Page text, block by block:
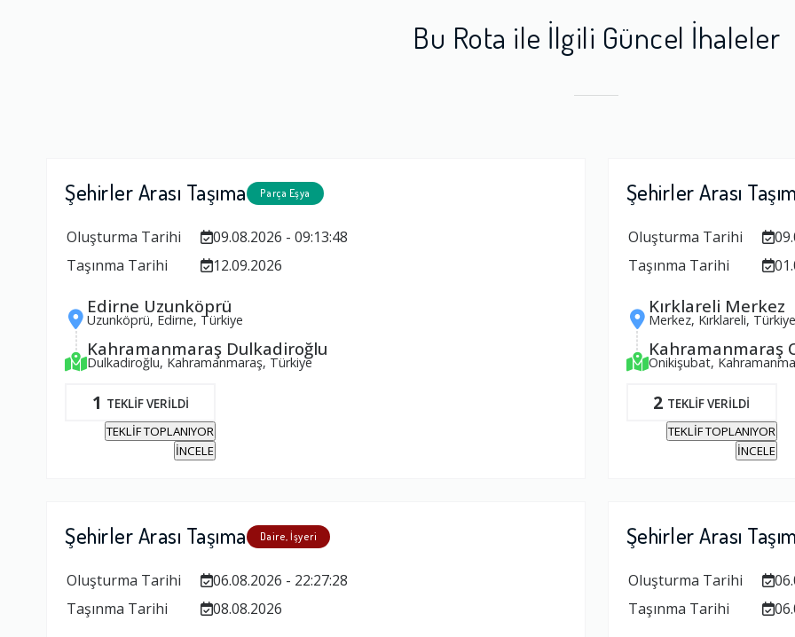
Bu Rota ile İlgili Güncel İhaleler
Şehirler Arası Taşıma Parça Eşya
Oluşturma Tarihi
09.08.2026 - 09:13:48
Taşınma Tarihi
12.09.2026
Edirne Uzunköprü
Uzunköprü, Edirne, Türkiye
Kahramanmaraş Dulkadiroğlu
Dulkadiroğlu, Kahramanmaraş, Türkiye
1 TEKLİF VERİLDİ
TEKLİF TOPLANIYOR
İNCELE
Şehirler Arası
Oluşturma Tarihi
Taşınma Tarihi
Kırklareli Merkez
Merkez, Kırklareli, Türkiye
Kahramanmaraş
Onikişubat,
2 TEKLİF VERİLDİ
TEKLİF TOPLANIYOR
İNCELE
Şehirler Arası Taşıma Daire, İşyeri
Oluşturma Tarihi
06.08.2026 - 22:27:28
Taşınma Tarihi
08.08.2026
Şehirler Arası
Oluşturma Tarihi
Taşınma Tarihi